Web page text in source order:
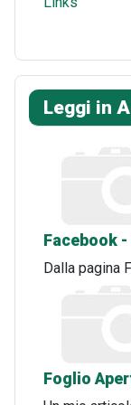
Leggi in
Facebook
Dalla pagina
Foglio